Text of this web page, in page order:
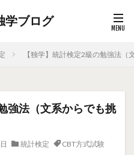
学ブログ
【独学】統計検定2級の勉強法
強法（文系からでも挑
統計検定 CBT方式試験